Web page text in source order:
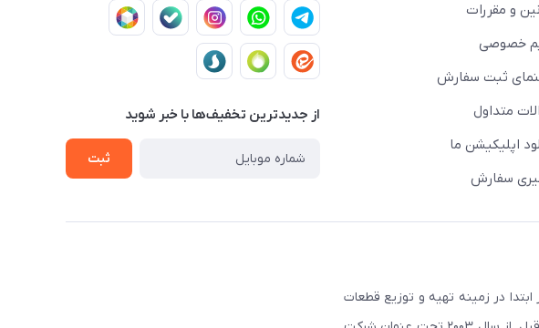
و مقررات
خصوصی
ثبت سفارش
متداول
اپلیکیشن ما
سفارش
از جدید‌ترین تخفیف‌ها با‌ خبر شوید
ثبت
خیابان امام یزد تاسیس و از ابتدا در زمینه تهیه و توزیع قطعات